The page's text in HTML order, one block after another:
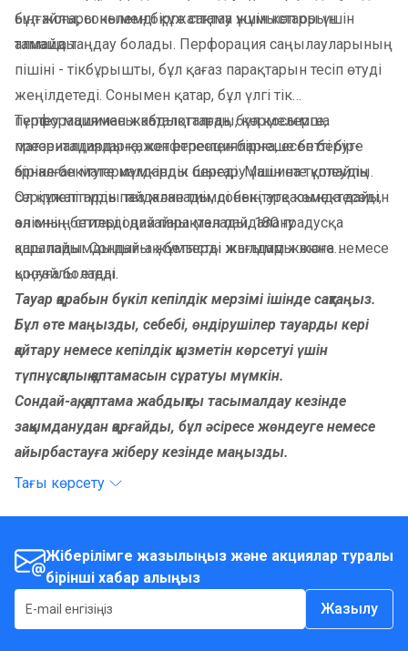
ыңғайлы, сонымен бірге сақтау үшін көп орын
алмайды.
бұл жоғары көлемді құжаттама жұмыстары үшін
тамаша таңдау болады. Перфорация саңылауларының
пішіні - тікбұрышты, бұл қағаз парақтарын тесіп өтуді
жеңілдетеді. Сонымен қатар, бұл үлгі тік
перфорациямен жабдықталған, бұл қосымша
материалдарды қажет етпестен бірнеше бетті бір-
біріне бекітуге мүмкіндік береді. Машина түптеудің
серіппелі түрін пайдаланады, соның арқасында дайын
өнімнің беттері оңай парақталады, 180 градусқа
ашылады. Сондай-ақ беттерді жылдам жоюға немесе
қосуға болады.
Түптеу машинасы каталогтарды, көрмелерге,
презентацияларға, конференцияларға, есеп беруге
арналған материалдарды шығару үшін өте қолайлы.
Ол құжаттарды тез және тиімді бекітуге көмектеседі,
ал оның стильді дизайны мен пайдалану
қарапайымдылығы жұмысты жағымды және
ыңғайлы етеді.
Тауар қорабын бүкіл кепілдік мерзімі ішінде сақтаңыз.
Бұл өте маңызды, себебі, өндірушілер тауарды кері
қайтару немесе кепілдік қызметін көрсетуі үшін
түпнұсқалық қаптамасын сұратуы мүмкін.
Сондай-ақ, қаптама жабдықты тасымалдау кезінде
зақымданудан қорғайды, бұл әсіресе жөндеуге немесе
айырбастауға жіберу кезінде маңызды.
Тағы көрсету
Жіберілімге жазылыңыз және акциялар туралы
бірінші хабар алыңыз
Жазылу